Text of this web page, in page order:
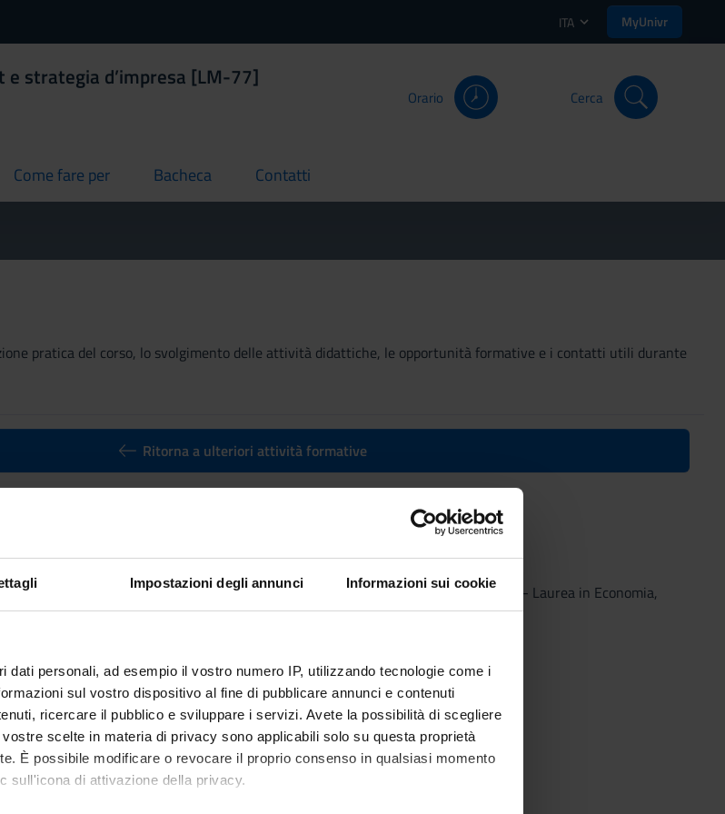
Impostazioni degli annunci Informazioni sui cookie
dati personali, ad esempio il vostro numero IP, utilizzando tecnologie come i
sul vostro dispositivo al fine di pubblicare annunci e contenuti
ricercare il pubblico e sviluppare i servizi. Avete la possibilità di scegliere
scelte in materia di privacy sono applicabili solo su questa proprietà
È possibile modificare o revocare il proprio consenso in qualsiasi momento
sull'icona di attivazione della privacy.
ITA MyUnivr
strategia d’impresa [LM-77]
Orario Cerca
Come fare per
current Bacheca
current Contatti
current
pratica del corso, lo svolgimento delle attività didattiche, le opportunità formative e i contatti utili durante
Ritorna a ulteriori attività formative
dei dati con R (Vicenza) - 2022/2023
3
Laboratorio di analisi dei dati con R (Vicenza) - 2022/2023(2022/2023) - Laurea in Economia,
33]